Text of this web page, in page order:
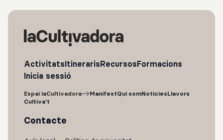
ActivitatsItinerarisRecursosFormacions
Inicia sessió
Espai laCultivadora ManifestQui somNotíciesLlavors
Cultiva't
Contacte